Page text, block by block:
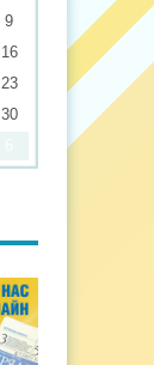
9
16
23
30